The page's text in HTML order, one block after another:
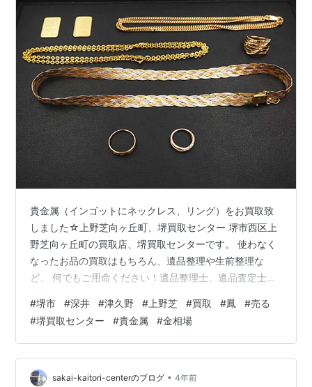
貴金属（インゴットにネックレス、リング）をお買取致
しました☆上野芝向ヶ丘町、堺買取センター 堺市西区上
野芝向ヶ丘町の買取店、堺買取センターです。 使わなく
なったお品の買取はもちろん、遺品整理や生前整理な
ど、 何でもご用命ください！遺品整理士、遺品査定士も
き、誠にありがとうございます。 堺市西区上野芝向ヶ丘
町の買取店、堺買取センターには、 堺市（堺区・北区・
西区・中区・東区・南区・美原区）から、 高石市、和泉
市、泉大津市、そして、鳳北町・鳳西町・鳳東町・鳳南
町・鳳中町、 津久野、三国ヶ丘、初芝、羽衣・東羽衣、
#堺市 #深井 #津久野 # 上野芝 #買取 #鳳 #売る
#堺買取センター #貴金属 #金相場
sakai-kaitori-centerのブログ • 4年前